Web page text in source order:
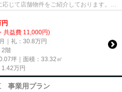
じて店舗物件をご紹介しております。
円
共益費 11,000円)
｜礼：30.8万円
2階
坪｜面積：33.32㎡
1.42万円
事業用プラン